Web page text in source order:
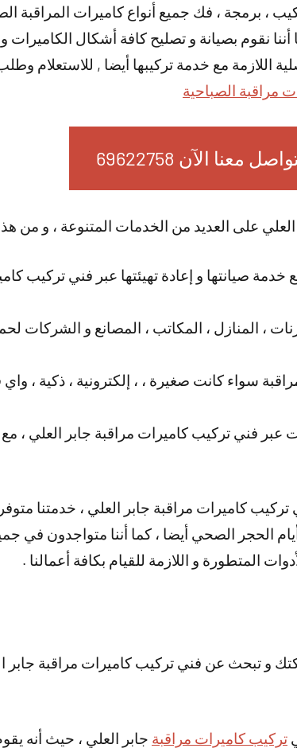
، برمجة ، فك جميع أنواع كاميرات المراقبة
نقوم بصيانة و تصليح كافة أشكال الكاميرات و
اللازمة مع خدمة تركيبها أيضا , للاستعلام
مراقبة الصباحية
معنا الآن 69622758
على العديد من الخدمات المتنوعة ، و من
خدمة صيانتها و إعادة تهيئتها عبر فني تركيب
، المنازل ، المكاتب ، المصانع و الشركات
سواء كانت صغيرة ، ، إلكترونية ، ذكية ،
عبر فني تركيب كاميرات مراقبة جابر العلي ،
الحجر الصحي أيضا ، كما أننا متواجدون في
المتطورة و اللازمة للقيام بكافة أعمالنا .
و تبحث عن فني تركيب كاميرات مراقبة جابر
تركيب كاميرات مراقبة جابر العلي ، حيث أنه